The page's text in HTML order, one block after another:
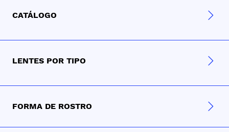
CATÁLOGO
LENTES POR TIPO
FORMA DE ROSTRO